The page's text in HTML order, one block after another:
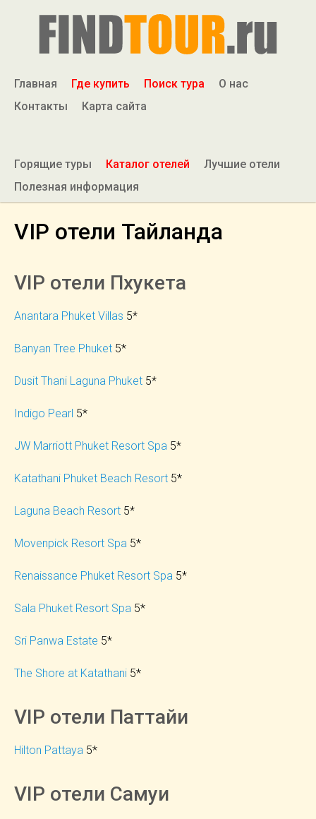
Главная Где купить Поиск тура
О нас
Контакты
Карта сайта
Горящие туры Каталог отелей
Лучшие отели
Полезная информация
VIP отели Тайланда
VIP отели Пхукета
Anantara Phuket Villas 5*
Banyan Tree Phuket 5*
Dusit Thani Laguna Phuket 5*
Indigo Pearl 5*
JW Marriott Phuket Resort Spa 5*
Katathani Phuket Beach Resort 5*
Laguna Beach Resort 5*
Movenpick Resort Spa 5*
Renaissance Phuket Resort Spa 5*
Sala Phuket Resort Spa 5*
Sri Panwa Estate 5*
The Shore at Katathani 5*
VIP отели Паттайи
Hilton Pattaya 5*
VIP отели Самуи